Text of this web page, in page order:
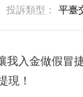
投訴類型： 平臺
我入金做假冒
現！